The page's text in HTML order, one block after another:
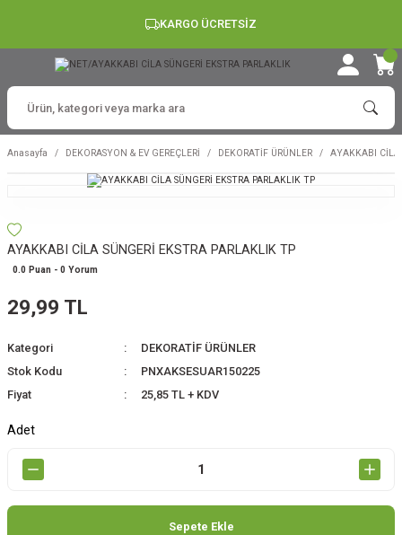
KARGO ÜCRETSİZ
Anasayfa DEKORASYON & EV GEREÇLERİ DEKORATİF ÜRÜNLER AYAKKABI CİLA
AYAKKABI CİLA SÜNGERİ EKSTRA PARLAKLIK TP
0.0 Puan - 0 Yorum
29,99 TL
Kategori
DEKORATİF ÜRÜNLER
Stok Kodu
PNXAKSESUAR150225
Fiyat
25,85 TL + KDV
Adet
Sepete Ekle